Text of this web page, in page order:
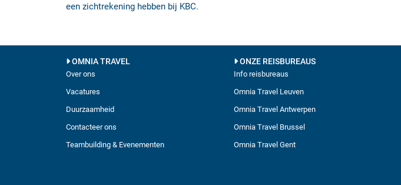
een zichtrekening hebben bij KBC.
OMNIA TRAVEL
Over ons
Vacatures
Duurzaamheid
Contacteer ons
Teambuilding & Evenementen
ONZE REISBUREAUS
Info reisbureaus
Omnia Travel Leuven
Omnia Travel Antwerpen
Omnia Travel Brussel
Omnia Travel Gent